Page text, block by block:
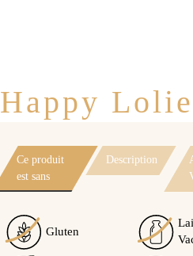
Happy
Ce produit
est sans
Description
Gluten